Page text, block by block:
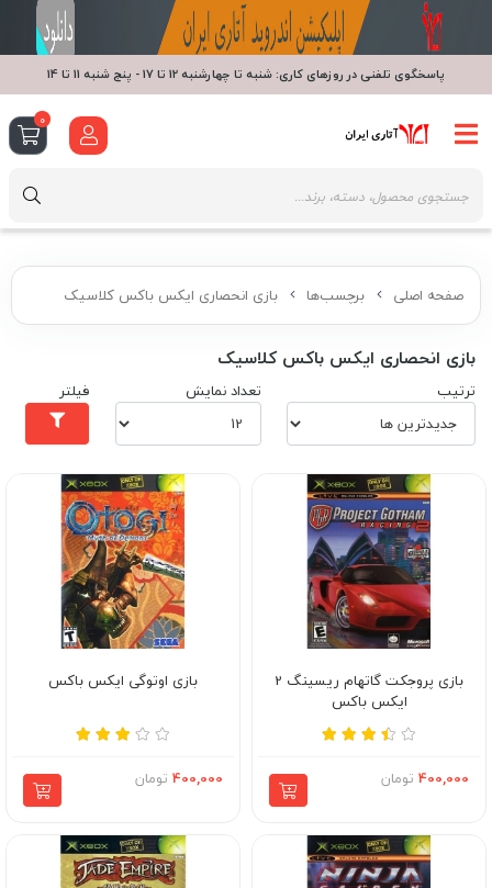
صفحه اصلی برچسب‌ها بازی انحصاری ایکس باکس کلاسیک
بازی انحصاری ایکس باکس کلاسیک
ترتیب تعداد نمایش فیلتر
بازی پروجکت گاتهام ریسینگ 2
ایکس باکس
400,000 تومان
بازی اوتوگی ایکس باکس
400,000 تومان
پاسخگوی تلفنی در روزهای کاری: شنبه تا چهارشنبه 12 تا 17 - پنج شنبه 11 تا 14
0